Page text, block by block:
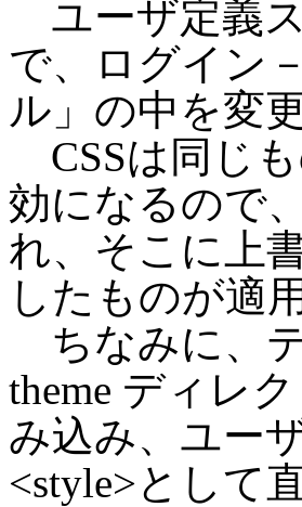
ユーザ定義
で、ログイン
ル」の中を変
CSSは同じ
効になるので
れ、そこに上
したものが適
ちなみに、
theme ディレ
み込み、ユー
<style>として